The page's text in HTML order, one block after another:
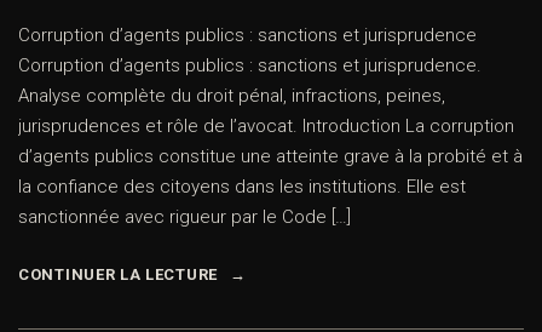
Corruption d’agents publics : sanctions et jurisprudence
Corruption d’agents publics : sanctions et jurisprudence.
Analyse complète du droit pénal, infractions, peines,
jurisprudences et rôle de l’avocat. Introduction La corruption
d’agents publics constitue une atteinte grave à la probité et à
la confiance des citoyens dans les institutions. Elle est
sanctionnée avec rigueur par le Code […]
CONTINUER LA LECTURE